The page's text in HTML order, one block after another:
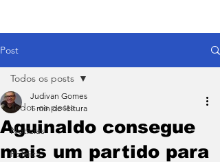
Post
Todos os posts
Notícias
Política
Todos os posts
Aguinaldo consegue
mais um partido para
Judivan Gomes
1 min de leitura